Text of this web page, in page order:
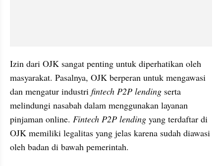
Izin dari OJK sangat penting untuk diperhatikan oleh
masyarakat. Pasalnya, OJK berperan untuk mengawasi
dan mengatur industri fintech P2P lending serta
melindungi nasabah dalam menggunakan layanan
pinjaman online. Fintech P2P lending yang terdaftar di
OJK memiliki legalitas yang jelas karena sudah diawasi
oleh badan di bawah pemerintah.